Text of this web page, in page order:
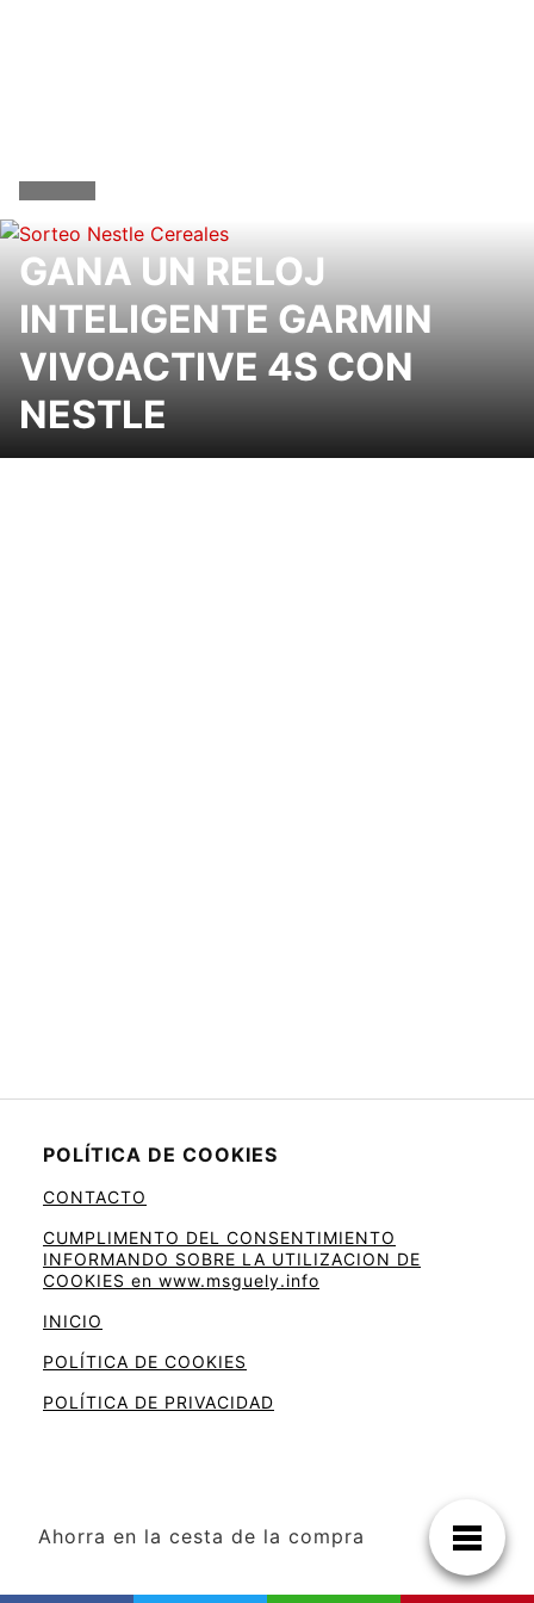
GANA UN RELOJ
INTELIGENTE GARMIN
VIVOACTIVE 4S CON
NESTLE
POLÍTICA DE COOKIES
CONTACTO
CUMPLIMENTO DEL CONSENTIMIENTO
INFORMANDO SOBRE LA UTILIZACION DE
COOKIES en www.msguely.info
INICIO
POLÍTICA DE COOKIES
POLÍTICA DE PRIVACIDAD
Ahorra en la cesta de la compra